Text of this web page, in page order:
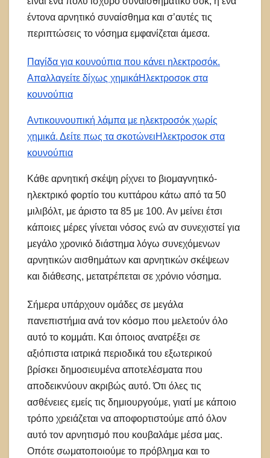
έντονα αρνητικό συναίσθημα και σ’αυτές τις
περιπτώσεις το νόσημα εμφανίζεται άμεσα.
Παγίδα για κουνούπια που κάνει ηλεκτροσόκ.
Απαλλαγείτε δίχως χημικάHλεκτροσοκ στα
κουνούπια
Αντικουνουπική λάμπα με ηλεκτροσόκ χωρίς
χημικά. Δείτε πως τα σκοτώνειHλεκτροσοκ στα
κουνούπια
Κάθε αρνητική σκέψη ρίχνει το βιομαγνητικό-
ηλεκτρικό φορτίο του κυττάρου κάτω από τα 50
μιλιβόλτ, με άριστο τα 85 με 100. Αν μείνει έτσι
κάποιες μέρες γίνεται νόσος ενώ αν συνεχιστεί για
μεγάλο χρονικό διάστημα λόγω συνεχόμενων
αρνητικών αισθημάτων και αρνητικών σκέψεων
και διάθεσης, μετατρέπεται σε χρόνιο νόσημα.
Σήμερα υπάρχουν ομάδες σε μεγάλα
πανεπιστήμια ανά τον κόσμο που μελετούν όλο
αυτό το κομμάτι. Και όποιος ανατρέξει σε
αξιόπιστα ιατρικά περιοδικά του εξωτερικού
βρίσκει δημοσιευμένα αποτελέσματα που
αποδεικνύουν ακριβώς αυτό. Ότι όλες τις
ασθένειες εμείς τις δημιουργούμε, γιατί με κάποιο
τρόπο χρειάζεται να αποφορτιστούμε από όλον
αυτό τον αρνητισμό που κουβαλάμε μέσα μας.
Οπότε σωματοποιούμε το πρόβλημα και το